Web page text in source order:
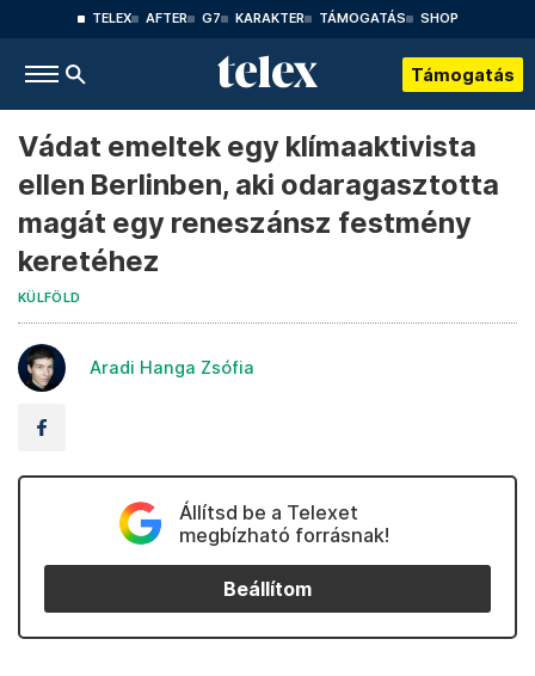
TELEX AFTER G7 KARAKTER TÁMOGATÁS SHOP
Támogatás
Vádat emeltek egy klímaaktivista
ellen Berlinben, aki odaragasztotta
magát egy reneszánsz festmény
keretéhez
KÜLFÖLD
Aradi Hanga Zsófia
Állítsd be a Telexet
megbízható forrásnak!
Beállítom